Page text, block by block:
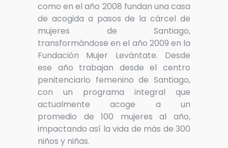
como en el año 2008 fundan una casa
de acogida a pasos de la cárcel de
mujeres de Santiago,
transformándose en el año 2009 en la
Fundación Mujer Levántate. Desde
ese año trabajan desde el centro
penitenciario femenino de Santiago,
con un programa integral que
actualmente acoge a un
promedio de 100 mujeres al año,
impactando así la vida de más de 300
niños y niñas.